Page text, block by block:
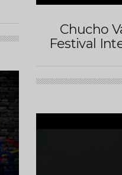
Chucho
Festival